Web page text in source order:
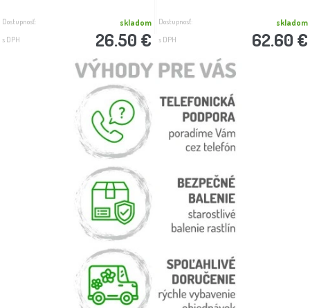
Dostupnosť: skladom
s DPH 26.50 €
Dostupnosť: skladom
s DPH 62.60 €